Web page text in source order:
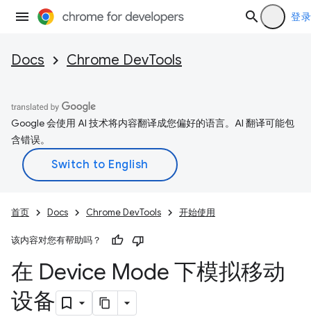
登录
Docs Chrome DevTools
Google 会使用 AI 技术将内容翻译成您偏好的语言。AI 翻译可能包
含错误。
首页 Docs Chrome DevTools 开始使用
该内容对您有帮助吗？
在 Device Mode 下模拟移动
设备